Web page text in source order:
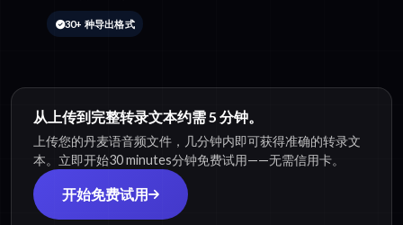
30+ 种导出格式
从上传到完整转录文本约需 5 分钟。
上传您的丹麦语音频文件，几分钟内即可获得准确的转录文
本。立即开始30 minutes分钟免费试用——无需信用卡。
开始免费试用